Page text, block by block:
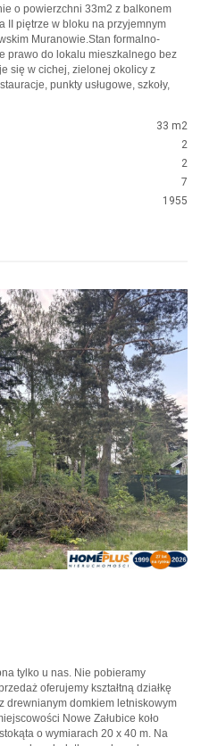
o powierzchni 33m2 z balkonem
II piętrze w bloku na przyjemnym
Muranowie.Stan formalno-
prawo do lokalu mieszkalnego bez
się w cichej, zielonej okolicy z
punkty usługowe, szkoły,
33 m2
2
2
7
1955
tylko u nas. Nie pobieramy
oferujemy kształtną działkę
drewnianym domkiem letniskowym
Nowe Załubice koło
o wymiarach 20 x 40 m. Na